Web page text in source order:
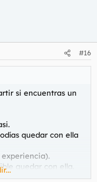
#16
si encuentras un
quedar con ella
quedar con ella.
por aquí pasa a